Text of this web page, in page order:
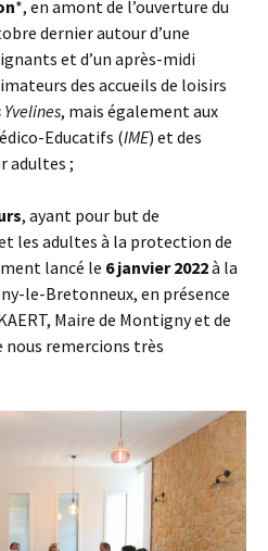
*, en amont de l’ouverture du
dernier autour d’une
et d’un après-midi
des accueils de loisirs
, mais également aux
Educatifs (IME) et des
adultes ;
, ayant pour but de
les adultes à la protection de
lancé le 6 janvier 2022à la
le-Bretonneux, en présence
Maire de Montigny et de
nous remercions très